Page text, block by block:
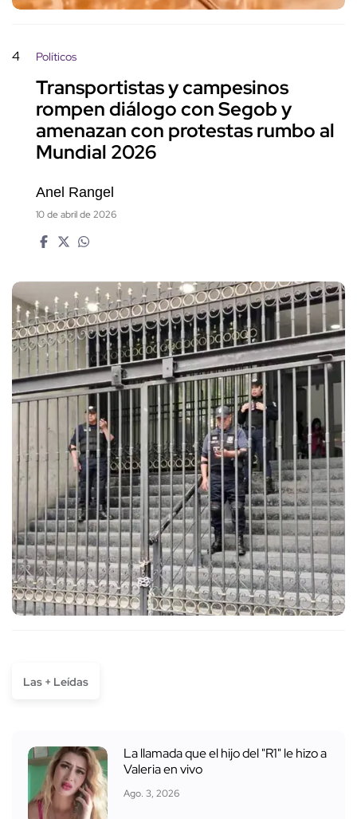
4 Políticos
Transportistas y campesinos
rompen diálogo con Segob y
amenazan con protestas rumbo al
Mundial 2026
Anel Rangel
10 de abril de 2026
Las + Leídas
La llamada que el hijo del "R1" le hizo a
Valeria en vivo
Ago. 3, 2026